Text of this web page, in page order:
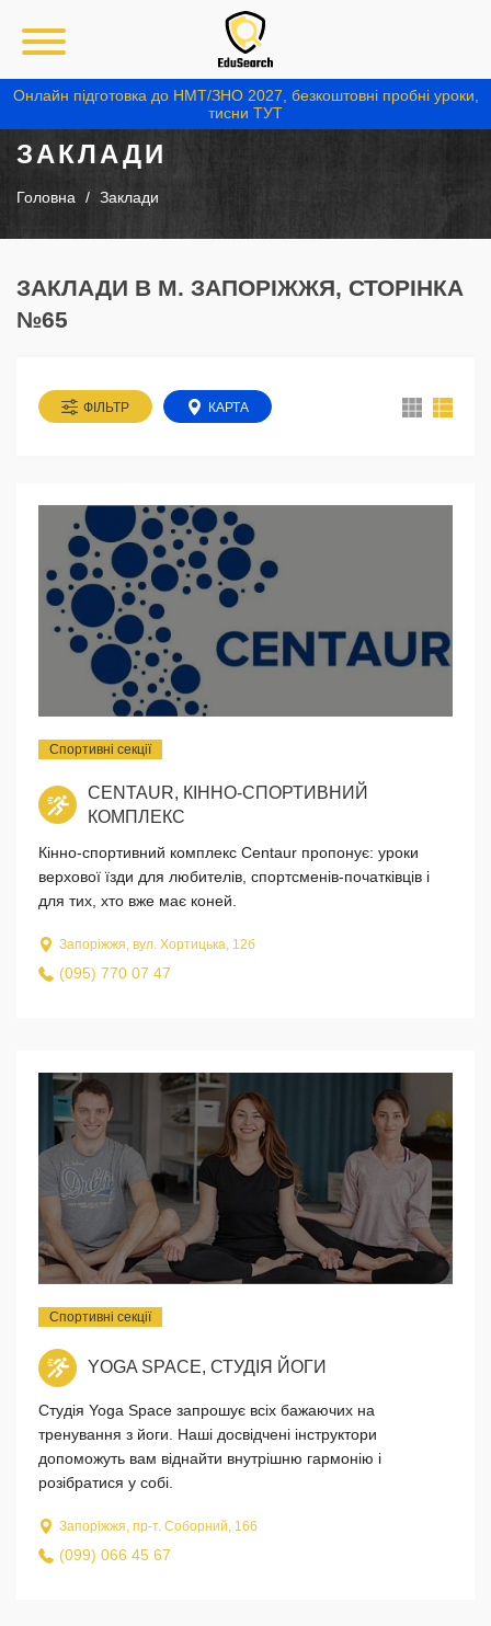
Онлайн підготовка до НМТ/ЗНО 2027, безкоштовні пробні уроки,
тисни ТУТ
ЗАКЛАДИ
Головна Заклади
ЗАКЛАДИ В М. ЗАПОРІЖЖЯ, СТОРІНКА
№65
ФІЛЬТР КАРТА
Спортивні секції
CENTAUR, КІННО-СПОРТИВНИЙ
КОМПЛЕКС
Кінно-спортивний комплекс Centaur пропонує: уроки
верхової їзди для любителів, спортсменів-початківців і
для тих, хто вже має коней.
Запоріжжя, вул. Хортицька, 12б
(095) 770 07 47
Спортивні секції
YOGA SPACE, СТУДІЯ ЙОГИ
Студія Yoga Space запрошує всіх бажаючих на
тренування з йоги. Наші досвідчені інструктори
допоможуть вам віднайти внутрішню гармонію і
розібратися у собі.
Запоріжжя, пр-т. Соборний, 166
(099) 066 45 67